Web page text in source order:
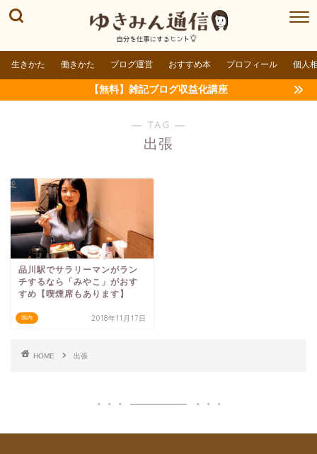
生きかた 働きかた ブログ運営 おすすめ本 プロフィール 個人
【無料】雑記ブログ収益化講座
― TAG ―
出張
国内
品川駅でサラリーマンがラン
チするなら「みやこ」がおす
すめ【喫煙席もあります】
2018年11月17日
HOME 出張